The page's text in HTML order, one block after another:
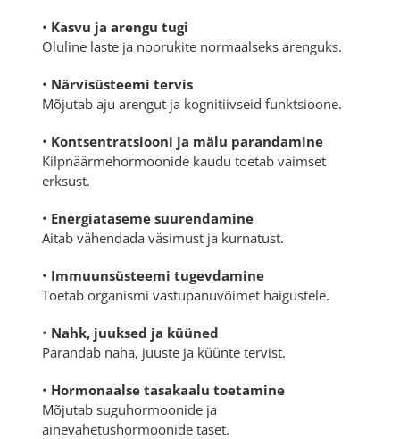
• Kasvu ja arengu tugi
Oluline laste ja noorukite normaalseks arenguks.
• Närvisüsteemi tervis
Mõjutab aju arengut ja kognitiivseid funktsioone.
• Kontsentratsiooni ja mälu parandamine
Kilpnäärmehormoonide kaudu toetab vaimset
erksust.
• Energiataseme suurendamine
Aitab vähendada väsimust ja kurnatust.
• Immuunsüsteemi tugevdamine
Toetab organismi vastupanuvõimet haigustele.
• Nahk, juuksed ja küüned
Parandab naha, juuste ja küünte tervist.
• Hormonaalse tasakaalu toetamine
Mõjutab suguhormoonide ja
ainevahetushormoonide taset.